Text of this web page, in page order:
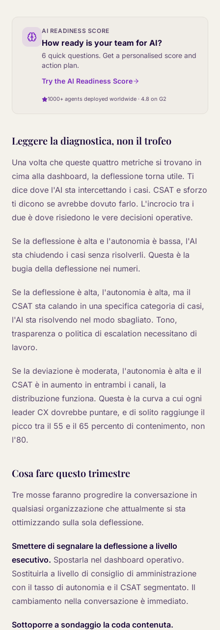
AI READINESS SCORE
How ready is your team for AI?
6 quick questions. Get a personalised score and
action plan.
Try the AI Readiness Score
1000+ agents deployed worldwide · 4.8 on G2
Leggere la diagnostica, non il trofeo
Una volta che queste quattro metriche si trovano in
cima alla dashboard, la deflessione torna utile. Ti
dice dove l'AI sta intercettando i casi. CSAT e sforzo
ti dicono se avrebbe dovuto farlo. L'incrocio tra i
due è dove risiedono le vere decisioni operative.
Se la deflessione è alta e l'autonomia è bassa, l'AI
sta chiudendo i casi senza risolverli. Questa è la
bugia della deflessione nei numeri.
Se la deflessione è alta, l'autonomia è alta, ma il
CSAT sta calando in una specifica categoria di casi,
l'AI sta risolvendo nel modo sbagliato. Tono,
trasparenza o politica di escalation necessitano di
lavoro.
Se la deviazione è moderata, l'autonomia è alta e il
CSAT è in aumento in entrambi i canali, la
distribuzione funziona. Questa è la curva a cui ogni
leader CX dovrebbe puntare, e di solito raggiunge il
picco tra il 55 e il 65 percento di contenimento, non
l'80.
Cosa fare questo trimestre
Tre mosse faranno progredire la conversazione in
qualsiasi organizzazione che attualmente si sta
ottimizzando sulla sola deflessione.
Smettere di segnalare la deflessione a livello
esecutivo. Spostarla nel dashboard operativo.
Sostituirla a livello di consiglio di amministrazione
con il tasso di autonomia e il CSAT segmentato. Il
cambiamento nella conversazione è immediato.
Sottoporre a sondaggio la coda contenuta.